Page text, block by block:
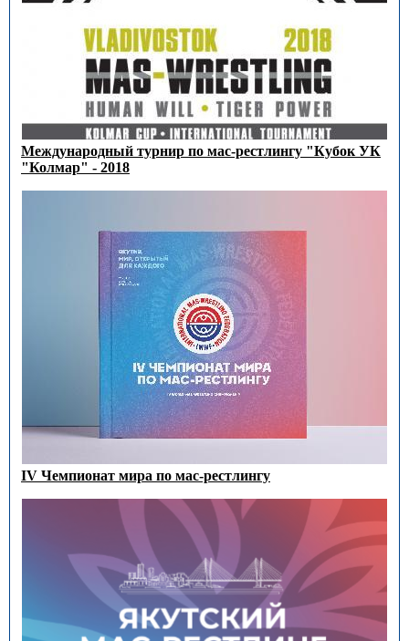
Международный турнир по мас-рестлингу "Кубок УК
"Колмар" - 2018
IV Чемпионат мира по мас-рестлингу